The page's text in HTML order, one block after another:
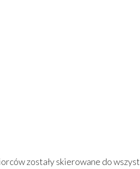
zostały skierowane do